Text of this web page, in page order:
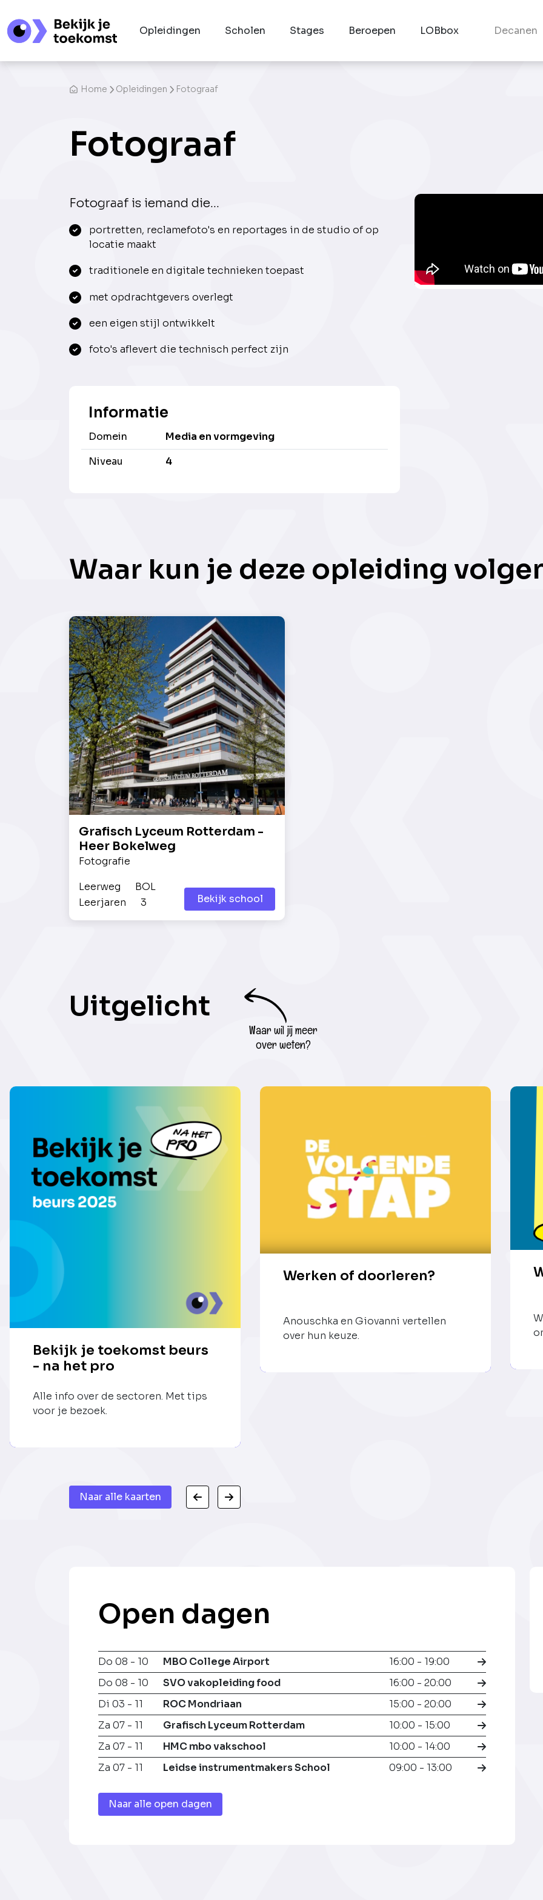
Opleidingen Scholen Stages Beroepen LOBbox Decanen
Home Opleidingen Fotograaf
Fotograaf
Fotograaf is iemand die...
portretten, reclamefoto's en reportages in de studio of op
locatie maakt
traditionele en digitale technieken toepast
met opdrachtgevers overlegt
een eigen stijl ontwikkelt
foto's aflevert die technisch perfect zijn
Informatie
Domein
Media en vormgeving
Niveau
4
Waar kun je deze opleiding
Grafisch Lyceum Rotterdam -
Heer Bokelweg
Fotografie
Leerweg
BOL
Leerjaren
3 Bekijk school
Uitgelicht
Waar wil jij meer
over weten?
Bekijk je toekomst beurs
- na het pro
Alle info over de sectoren. Met tips
voor je bezoek.
Werken of doorleren?
Anouschka en Giovanni vertellen
over hun keuze.
Naar alle kaarten
Open dagen
Do 08 - 10 MBO College Airport
16:00 - 19:00
Do 08 - 10
SVO vakopleiding food
16:00 - 20:00
Di 03 - 11
ROC Mondriaan
15:00 - 20:00
Za 07 - 11
Grafisch Lyceum Rotterdam
10:00 - 15:00
Za 07 - 11
HMC mbo vakschool
10:00 - 14:00
Za 07 - 11
Leidse instrumentmakers School 09:00 - 13:00
Naar alle open dagen